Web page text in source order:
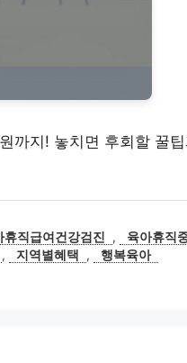
까지! 놓치면 후회할 꿀
휴직급여건강검진 ,
육아휴직
, 지역별혜택 , 행복육아